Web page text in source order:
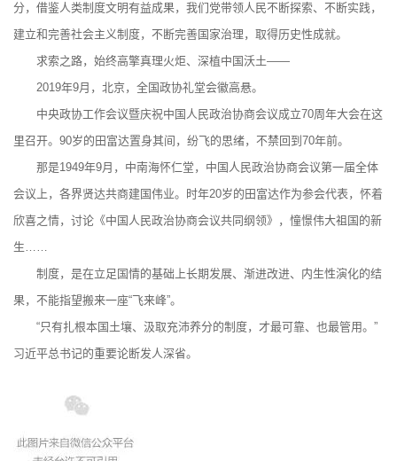
分，借鉴人类制度文明有益成果，我们党带领人民不断探索、不断实践，
建立和完善社会主义制度，不断完善国家治理，取得历史性成就。
求索之路，始终高擎真理火炬、深植中国沃土——
2019年9月，北京，全国政协礼堂会徽高悬。
中央政协工作会议暨庆祝中国人民政治协商会议成立70周年大会在这
里召开。90岁的田富达置身其间，纷飞的思绪，不禁回到70年前。
那是1949年9月，中南海怀仁堂，中国人民政治协商会议第一届全体
会议上，各界贤达共商建国伟业。时年20岁的田富达作为参会代表，怀着
欣喜之情，讨论《中国人民政治协商会议共同纲领》，憧憬伟大祖国的新
生……
制度，是在立足国情的基础上长期发展、渐进改进、内生性演化的结
果，不能指望搬来一座“飞来峰”。
“只有扎根本国土壤、汲取充沛养分的制度，才最可靠、也最管用。”
习近平总书记的重要论断发人深省。